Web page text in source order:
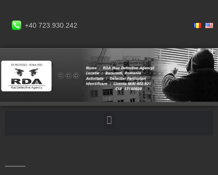
+40 723.930.242